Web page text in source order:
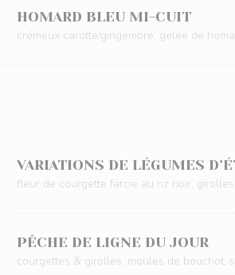
HOMARD BLEU MI-CUIT
crémeux carotte/gingembre, gelée de
VARIATIONS DE LÉGUMES
fleur de courgette farcie au riz noir,
PÊCHE DE LIGNE DU JOUR
courgettes & girolles, moules de bouchot,